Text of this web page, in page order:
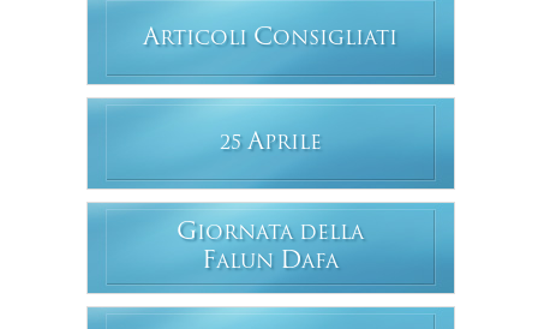
ARTICOLI CONSIGLIATI
25 APRILE
GIORNATA DELLA
FALUN DAFA